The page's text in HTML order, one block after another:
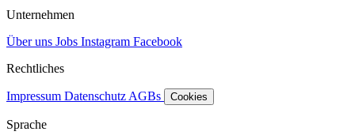
Unternehmen
Über uns Jobs Instagram Facebook
Rechtliches
Impressum Datenschutz AGBs Cookies
Sprache